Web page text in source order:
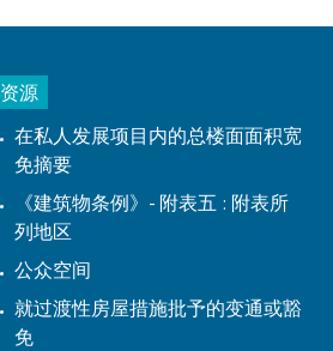
资源
在私人发展项目内的总楼面面积宽
免摘要
《建筑物条例》- 附表五 : 附表所
列地区
公众空间
就过渡性房屋措施批予的变通或豁
免